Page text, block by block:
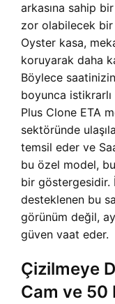
arkasına sahip
zor olabilecek
Oyster kasa,
koruyarak daha
Böylece
boyunca
Plus Clone ETA
sektöründe
temsil eder ve
bu özel model,
bir göstergesidir.
desteklenen bu
görünüm değil,
güven vaat eder.
Çizilmeye
Cam ve 50